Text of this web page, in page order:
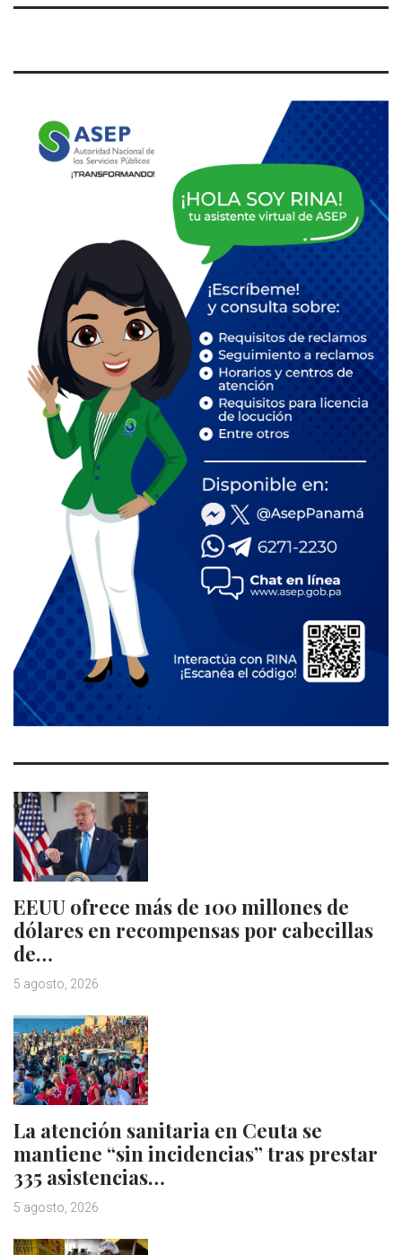
EEUU ofrece más de 100 millones de
dólares en recompensas por cabecillas
de…
5 agosto, 2026
La atención sanitaria en Ceuta se
mantiene “sin incidencias” tras prestar
335 asistencias…
5 agosto, 2026